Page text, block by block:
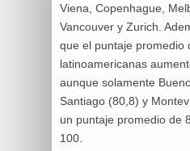
Viena, Copenhague,
Vancouver y Zurich.
que el puntaje promedio
latinoamericanas
aunque solamente
Santiago (80,8) y
un puntaje promedio de
100.